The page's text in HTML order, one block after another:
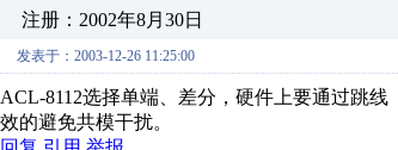
注册：2002年8月30日
发表于：2003-12-26 11:25:00
ACL-8112选择单端、差分，硬件上要通过跳
效的避免共模干扰。